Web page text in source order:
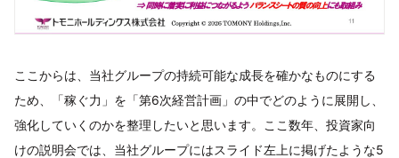
ここからは、当社グループの持続可能な成長を確かなものにする
ため、「稼ぐ力」を「第6次経営計画」の中でどのように展開し、
強化していくのかを整理したいと思います。ここ数年、投資家向
けの説明会では、当社グループにはスライド左上に掲げたような5